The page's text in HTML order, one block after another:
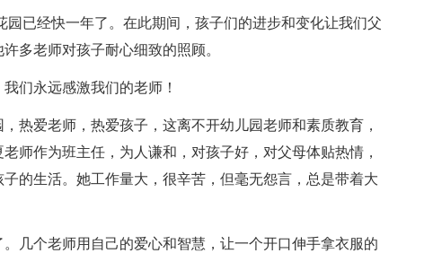
已经快一年了。在此期间，孩子们的进步和变化让我们父
多老师对孩子耐心细致的照顾。
们永远感激我们的老师！
热爱老师，热爱孩子，这离不开幼儿园老师和素质教育，
师作为班主任，为人谦和，对孩子好，对父母体贴热情，
的生活。她工作量大，很辛苦，但毫无怨言，总是带着大
几个老师用自己的爱心和智慧，让一个开口伸手拿衣服的